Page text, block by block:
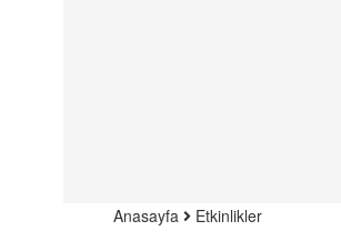
Anasayfa Etkinlikler